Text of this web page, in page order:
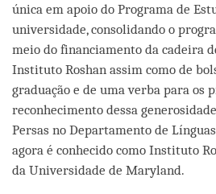
única em apoio do Programa de
universidade, consolidando o
meio do financiamento da cadeira
Instituto Roshan assim como de
graduação e de uma verba para os
reconhecimento dessa
Persas no Departamento de
agora é conhecido como Instituto
da Universidade de Maryland.